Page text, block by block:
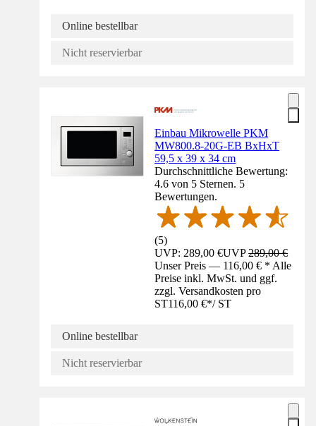
Online bestellbar
Nicht reservierbar
Einbau Mikrowelle PKM
MW800.8-20G-EB BxHxT
59,5 x 39 x 34 cm
Durchschnittliche Bewertung:
4.6 von 5 Sternen. 5
Bewertungen.
(5)
UVP: 289,00 €UVP289,00 €
Unser Preis — 116,00 € * Alle
Preise inkl. MwSt. und ggf.
zzgl. Versandkosten pro
ST116,00 €*/ ST
Online bestellbar
Nicht reservierbar